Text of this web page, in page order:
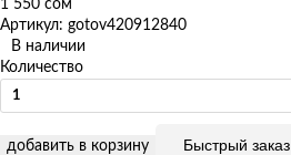
1 550 сом
Артикул: gotov420912840
В наличии
Количество
добавить в корзину Быстрый заказ